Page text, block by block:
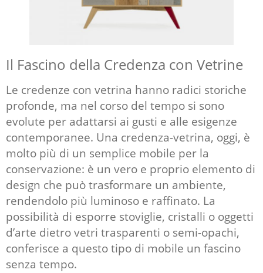
Il Fascino della Credenza con Vetrine
Le credenze con vetrina hanno radici storiche
profonde, ma nel corso del tempo si sono
evolute per adattarsi ai gusti e alle esigenze
contemporanee. Una credenza-vetrina, oggi, è
molto più di un semplice mobile per la
conservazione: è un vero e proprio elemento di
design che può trasformare un ambiente,
rendendolo più luminoso e raffinato. La
possibilità di esporre stoviglie, cristalli o oggetti
d’arte dietro vetri trasparenti o semi-opachi,
conferisce a questo tipo di mobile un fascino
senza tempo.